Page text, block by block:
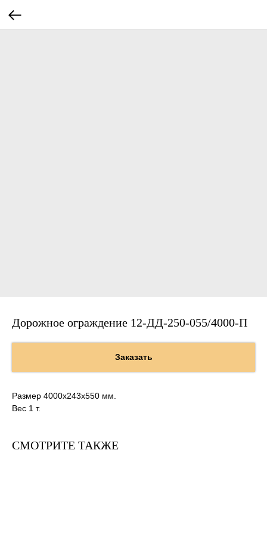
Дорожное ограждение 12-ДД-250-055/4000-П
Заказать
Размер 4000х243х550 мм.
Вес 1 т.
СМОТРИТЕ ТАКЖЕ